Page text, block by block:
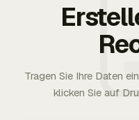
Tragen Sie Ihre Daten
klicken Sie auf